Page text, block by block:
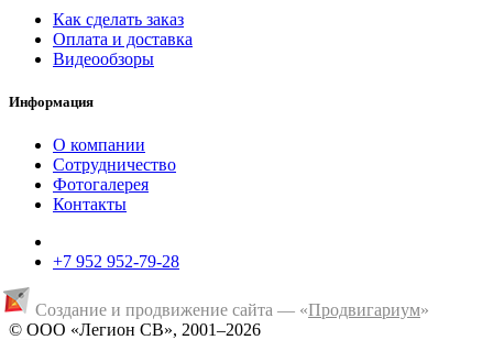
Как сделать заказ
Оплата и доставка
Видеообзоры
Информация
О компании
Сотрудничество
Фотогалерея
Контакты
+7 952 952-79-28
Создание и продвижение сайта — «Продвигариум»
© ООО «Легион СВ», 2001–2026